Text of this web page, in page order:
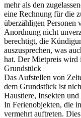
mehr als den
eine Rechnung für die
überzähligen Personen
Anordnung nicht
berechtigt, die
auszusprechen, was
hat. Der Mietpreis wird
Grundstück
Das Aufstellen von
dem Grundstück ist
Haustiere, Insekten
In Ferienobjekten, die
vermehrt auftreten.